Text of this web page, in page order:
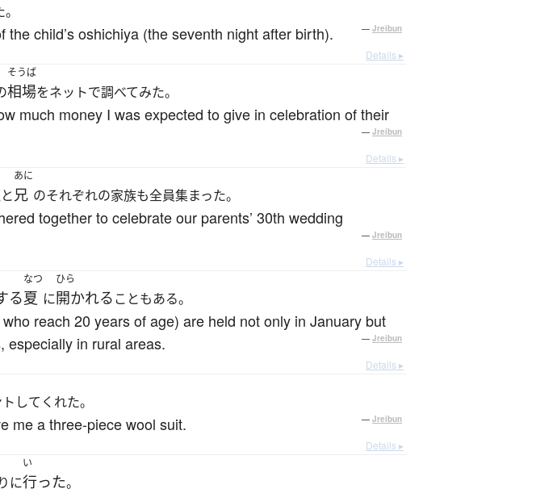
child’s oshichiya (the seventh night after birth). — Jreibun
Details ▸
そうば
相場をネットで調べてみた。
much money I was expected to give in celebration of their
— Jreibun
Details ▸
あに
兄 のそれぞれの家族も全員集まった。
together to celebrate our parents’ 30th wedding
— Jreibun
Details ▸
る
なつ
夏 に
ひら
開かれることもある。
reach 20 years of age) are held not only in January but
especially in rural areas.
— Jreibun
Details ▸
してくれた。
me a three-piece wool suit. — Jreibun
Details ▸
に
い
行った。